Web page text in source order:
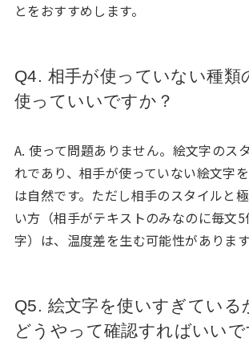
とをおすすめします。
Q4. 相手が使っていない種類
使っていいですか？
A. 使って問題ありません。絵文字のス
れであり、相手が使っていない絵文字
は自然です。ただし相手のスタイルと
い方（相手がテキストのみなのに毎文
字）は、温度差を生む可能性があります
Q5. 絵文字を使いすぎている
どうやって確認すればいいで